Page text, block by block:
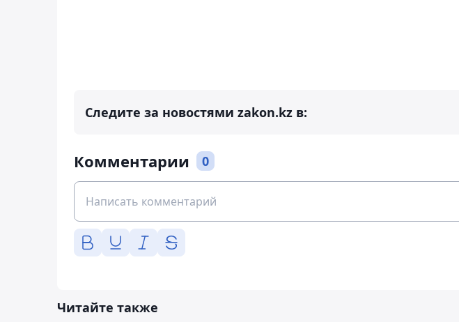
Следите за новостями zakon.kz в:
Комментарии 0
Читайте также